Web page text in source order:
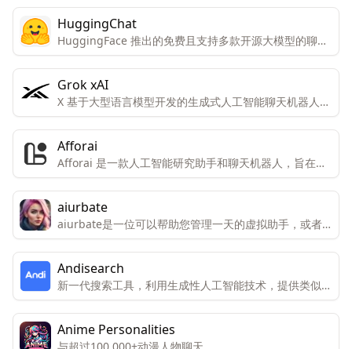
HuggingChat
HuggingFace 推出的免费且支持多款开源大模型的聊天
工具
Grok xAI
X 基于大型语言模型开发的生成式人工智能聊天机器人，
类似于ChatGPT。它能够实时回答用户的问题，并利用X
社交媒体平台的数据进行回应
Afforai
Afforai 是一款人工智能研究助手和聊天机器人，旨在通
过先进的AI技术帮助用户进行研究工作和知识提取。
aiurbate
aiurbate是一位可以帮助您管理一天的虚拟助手，或者
只是与您分享想法和感受的人，aiurbate可以满足您的
需求。
Andisearch
新一代搜索工具，利用生成性人工智能技术，提供类似于
与智能朋友聊天的体验。
Anime Personalities